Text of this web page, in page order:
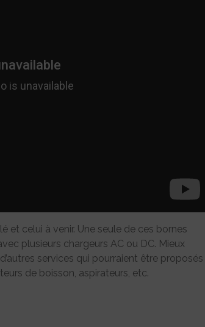
celui à venir. Une seule de ces bornes
plusieurs chargeurs AC ou DC. Mieux
services qui pourraient être proposés
de boisson, aspirateurs, etc.